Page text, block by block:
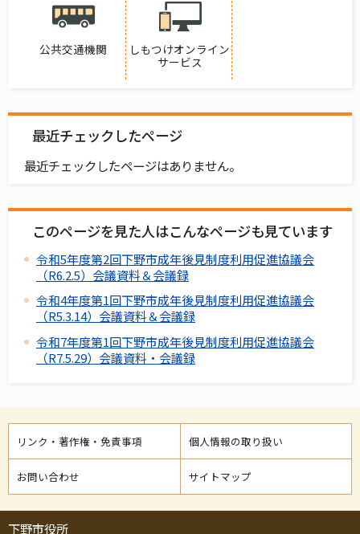
公共交通機関
しもつけオンライン
サービス
最近チェックしたページ
最近チェックしたページはありません。
このページを見た人はこんなページも見ています
令和5年度第2回下野市成年後見制度利用促進協議会
（R6.2.5）会議資料＆会議録
令和4年度第1回下野市成年後見制度利用促進協議会
（R5.3.14）会議資料＆会議録
令和7年度第1回下野市成年後見制度利用促進協議会
（R7.5.29）会議資料・会議録
リンク・著作権・免責事項 個人情報の取り扱い
お問い合わせ サイトマップ
下野市役所